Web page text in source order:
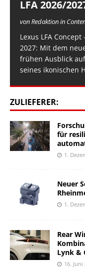
LFA 2026/
von Redaktion in
Lexus LFA
2027: Mit dem
frühen Ausblick
seines ikonischen
ZULIEFERER:
für
1.
Neuer
1.
Rear
Lynk &
16. Juni